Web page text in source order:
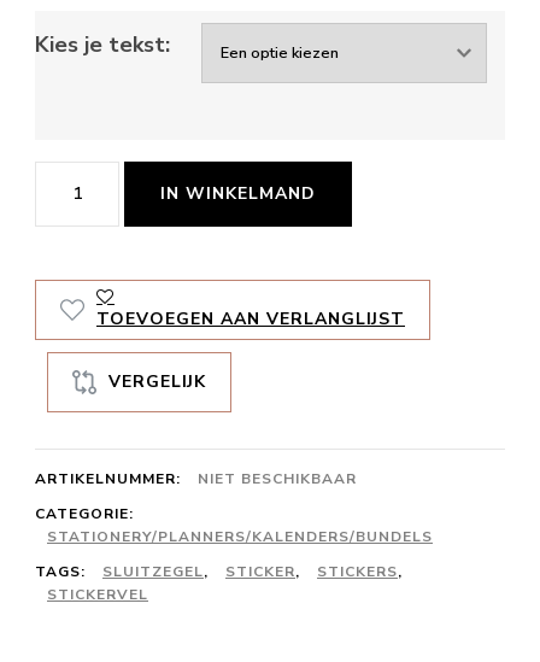
Kies je tekst:
Stickervel
Lieverlief
IN WINKELMAND
TOEVOEGEN AAN VERLANGLIJST
VERGELIJK
ARTIKELNUMMER:
NIET BESCHIKBAAR
CATEGORIE:
STATIONERY/PLANNERS/KALENDERS/BUNDELS
TAGS:
SLUITZEGEL, STICKER, STICKERS,
STICKERVEL